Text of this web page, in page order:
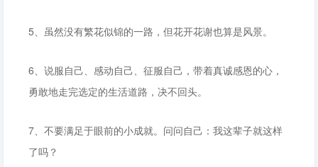
5、虽然没有繁花似锦的一路，但花开花谢也算是风景。
6、说服自己、感动自己、征服自己，带着真诚感恩的心，
勇敢地走完选定的生活道路，决不回头。
7、不要满足于眼前的小成就。问问自己：我这辈子就这样
了吗？